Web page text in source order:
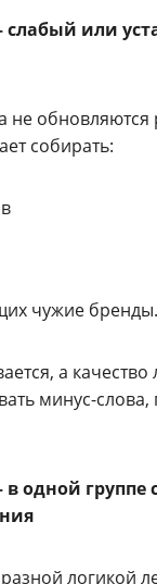
или
не обновляются
собирать:
чужие бренды.
а
минус-слова,
одной
логикой